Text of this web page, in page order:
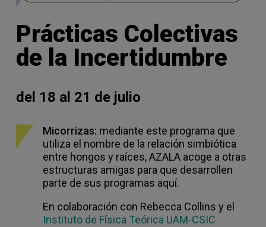
Prácticas Colectivas
de la Incertidumbre
del 18 al 21 de julio
Micorrizas: mediante este programa que
utiliza el nombre de la relación simbiótica
entre hongos y raíces, AZALA acoge a otras
estructuras amigas para que desarrollen
parte de sus programas aquí.
En colaboración con Rebecca Collins y el
Instituto de Física Teórica UAM-CSIC